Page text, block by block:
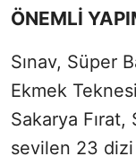
ÖNEMLİ
Sınav, Süper
Ekmek
Sakarya
sevilen 23 dizi